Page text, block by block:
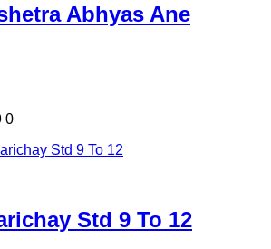
Abhyas Ane
0
Std 9 To 12